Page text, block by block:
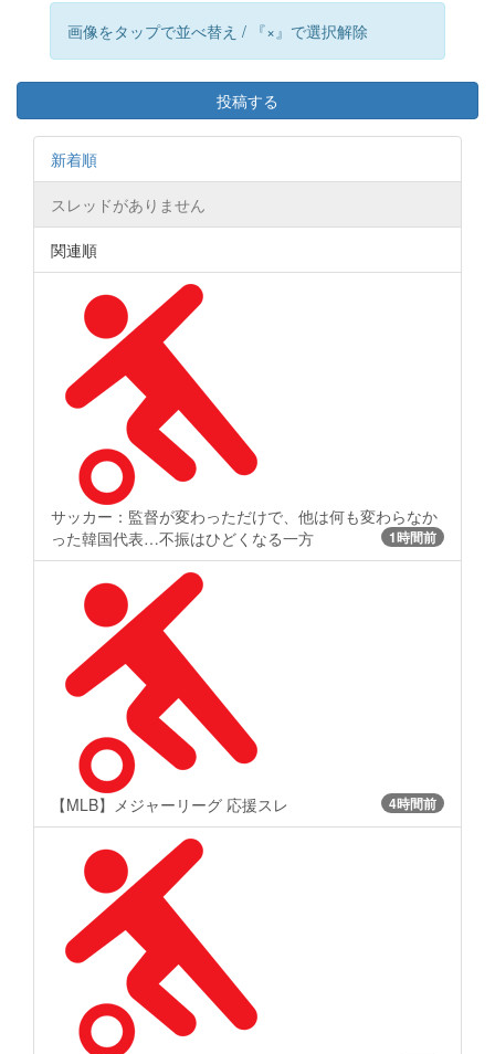
画像をタップで並べ替え / 『×』で選択解除
投稿する
新着順
スレッドがありません
関連順
サッカー：監督が変わっただけで、他は何も変わらなか
った韓国代表…不振はひどくなる一方
1時間前
【MLB】メジャーリーグ 応援スレ 4時間前